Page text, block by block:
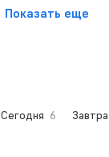
Показать еще
Сегодня 6 Завтра